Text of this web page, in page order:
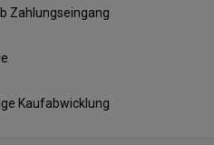
Zahlungseingang
Kaufabwicklung